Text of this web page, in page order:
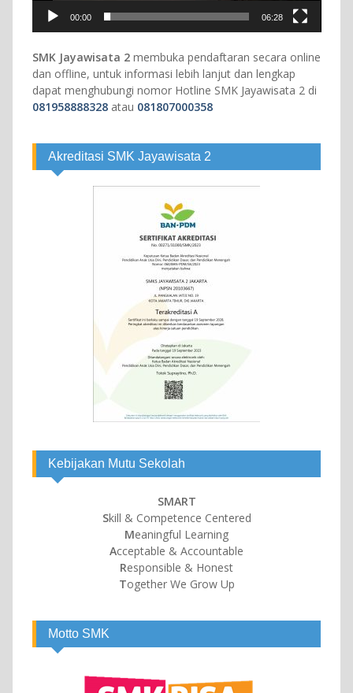
00:00 06:28
SMK Jayawisata 2membuka pendaftaran secara online
dan offline, untuk informasi lebih lanjut dan lengkap
dapat menghubungi nomor Hotline SMK Jayawisata 2 di
081958888328atau 081807000358
Akreditasi SMK Jayawisata 2
Kebijakan Mutu Sekolah
SMART
Skill & Competence Centered
Meaningful Learning
Acceptable & Accountable
Responsible & Honest
Together We Grow Up
Motto SMK